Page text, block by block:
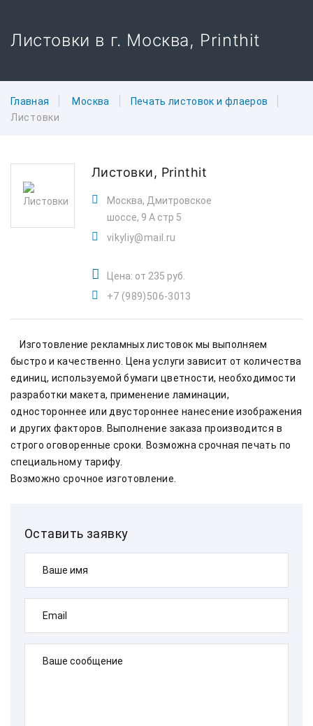
Листовки в г. Москва, Printhit
Главная Москва
Печать листовок и флаеров
Листовки
Листовки, Printhit
Москва, Дмитровское
шоссе, 9 А стр 5
vikyliy@mail.ru
Цена: от 235 руб.
+7 (989)506-3013
быстро и качественно. Цена услуги зависит от количества
единиц, используемой бумаги цветности, необходимости
разработки макета, применение ламинации,
одностороннее или двустороннее нанесение изображения
и других факторов. Выполнение заказа производится в
строго оговоренные сроки. Возможна срочная печать по
специальному тарифу.
Возможно срочное изготовление.
Оставить заявку
Ваше имя
Email
Ваше сообщение